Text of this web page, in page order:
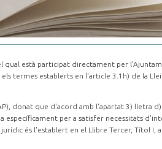
qual està participat directament per
termes establerts en l'article 3.1h) de la
donat que d'acord amb l'apartat 3) lletra
específicament per a satisfer necessitats
és l'establert en el Llibre Tercer, Títol I,